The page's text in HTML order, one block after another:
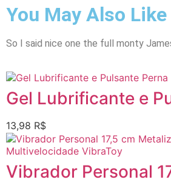
You May Also Like
So I said nice one the full monty
Gel Lubrificante e
13,98 R$
Vibrador Personal